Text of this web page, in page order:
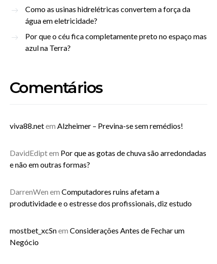
Como as usinas hidrelétricas convertem a força da
água em eletricidade?
Por que o céu fica completamente preto no espaço mas
azul na Terra?
Comentários
viva88.netem Alzheimer – Previna-se sem remédios!
DavidEdiptem Por que as gotas de chuva são arredondadas
e não em outras formas?
DarrenWen em Computadores ruins afetam a
produtividade e o estresse dos profissionais, diz estudo
mostbet_xcSnem Considerações Antes de Fechar um
Negócio